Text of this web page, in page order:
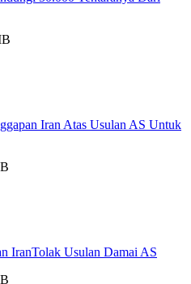
Iran Atas Usulan AS Untuk
IranTolak Usulan Damai AS